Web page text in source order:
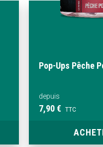
Pop-Ups Pêche
depuis
7,90 € TTC